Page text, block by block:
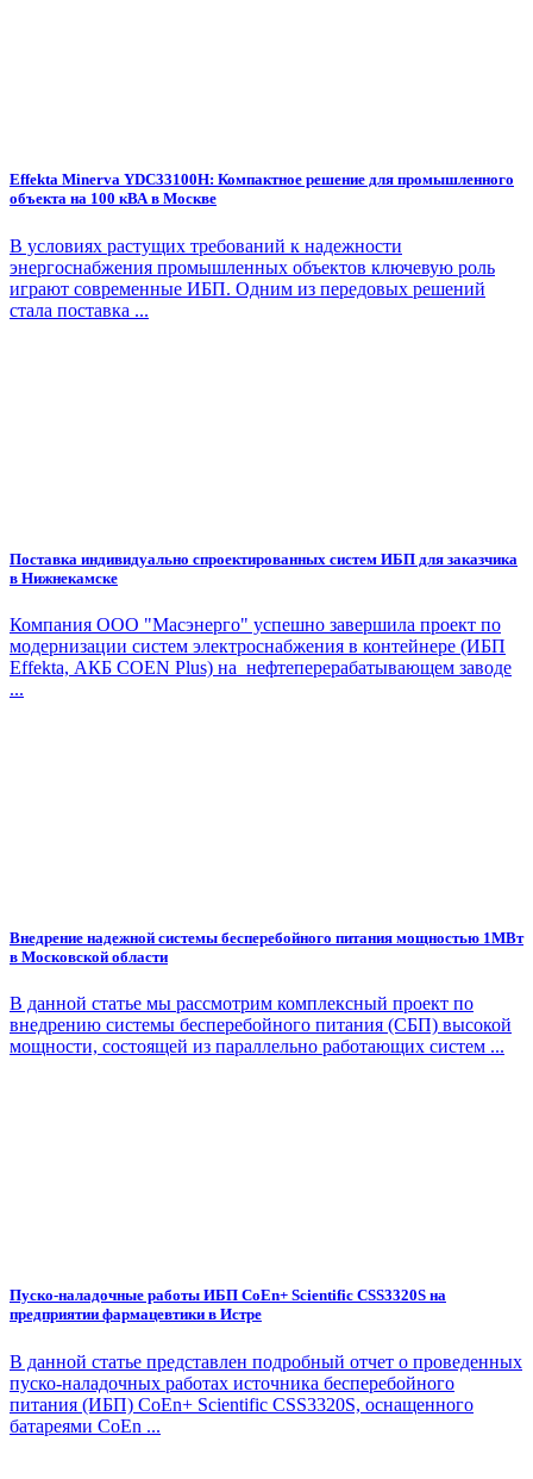
Effekta Minerva YDC33100H: Компактное решение для промышленного
объекта на 100 кВА в Москве
В условиях растущих требований к надежности
энергоснабжения промышленных объектов ключевую роль
играют современные ИБП. Одним из передовых решений
стала поставка ...
Поставка индивидуально спроектированных систем ИБП для заказчика
в Нижнекамске
Компания ООО "Масэнерго" успешно завершила проект по
модернизации систем электроснабжения в контейнере (ИБП
Effekta, АКБ COEN Plus) на нефтеперерабатывающем заводе
...
Внедрение надежной системы бесперебойного питания мощностью 1МВт
в Московской области
В данной статье мы рассмотрим комплексный проект по
внедрению системы бесперебойного питания (СБП) высокой
мощности, состоящей из параллельно работающих систем ...
Пуско-наладочные работы ИБП CoEn+ Scientific CSS3320S на
предприятии фармацевтики в Истре
В данной статье представлен подробный отчет о проведенных
пуско-наладочных работах источника бесперебойного
питания (ИБП) CoEn+ Scientific CSS3320S, оснащенного
батареями CoEn ...